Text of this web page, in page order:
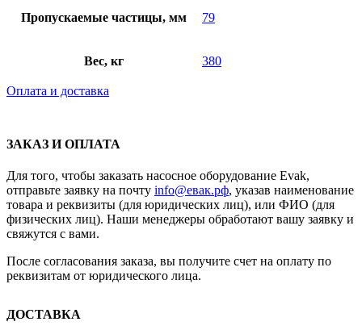
Пропускаемые частицы, мм 79
Вес, кг 380
Оплата и доставка
ЗАКАЗ И ОПЛАТА
Для того, чтобы заказать насосное оборудование Evak,
отправьте заявку на почту info@евак.рф, указав наименование
товара и реквизиты (для юридических лиц), или ФИО (для
физических лиц). Наши менеджеры обработают вашу заявку и
свяжутся с вами.
После согласования заказа, вы получите счет на оплату по
реквизитам от юридического лица.
ДОСТАВКА